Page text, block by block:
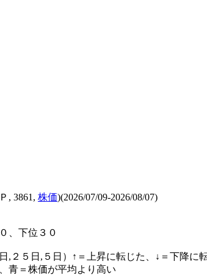
, 3861, 株価)(2026/07/09-2026/08/07)
、下位３０
,２５日,５日）↑＝上昇に転じた、↓＝下降に
青＝株価が平均より高い